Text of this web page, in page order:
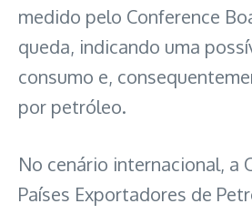
medido pelo Conference
queda, indicando uma
consumo e,
por petróleo.
No cenário internacional, a
Países Exportadores de